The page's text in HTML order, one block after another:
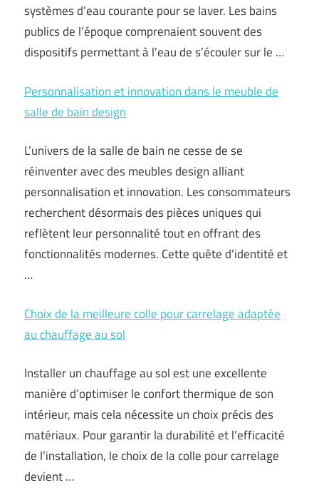
systèmes d’eau courante pour se laver. Les bains
publics de l’époque comprenaient souvent des
dispositifs permettant à l’eau de s’écouler sur le …
Personnalisation et innovation dans le meuble de
salle de bain design
L’univers de la salle de bain ne cesse de se
réinventer avec des meubles design alliant
personnalisation et innovation. Les consommateurs
recherchent désormais des pièces uniques qui
reflètent leur personnalité tout en offrant des
fonctionnalités modernes. Cette quête d’identité et
…
Choix de la meilleure colle pour carrelage adaptée
au chauffage au sol
Installer un chauffage au sol est une excellente
manière d’optimiser le confort thermique de son
intérieur, mais cela nécessite un choix précis des
matériaux. Pour garantir la durabilité et l’efficacité
de l’installation, le choix de la colle pour carrelage
devient …